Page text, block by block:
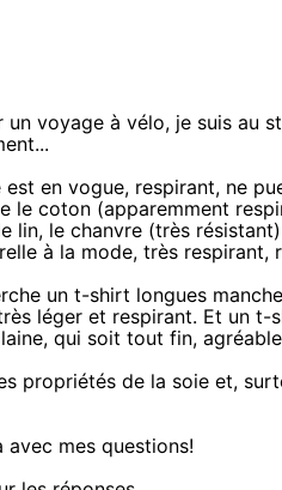
un voyage à vélo, je suis au
est en vogue, respirant, ne
le coton (apparemment
lin, le chanvre (très
à la mode, très respirant,
un t-shirt longues
léger et respirant. Et un
qui soit tout fin,
propriétés de la soie et,
avec mes questions!